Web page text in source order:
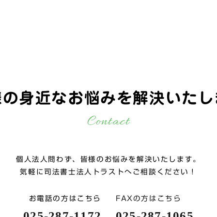
身近なお悩みを解決いた
Contact
個人法人問わず、皆様のお悩みを解決いたします。
気軽に司法書士法人トラストへご相談ください！
お電話の方はこちら FAXの方はこちら